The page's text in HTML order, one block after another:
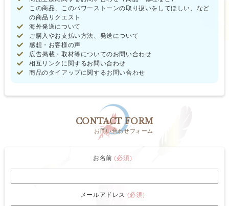
この商品、このパワーストーンの取り扱いをしてほしい、など
の商品リクエスト
海外発送について
ご購入やお支払い方法、発送について
感想・お客様の声
広告掲載・取材等についてのお問い合わせ
相互リンクに関するお問い合わせ
商品のタイアップに関するお問い合わせ
CONTACT FORM
お問い合わせフォーム
お名前(必須）
メールアドレス (必須）